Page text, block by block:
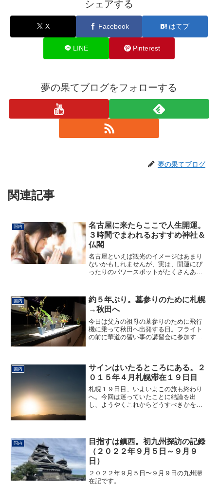
シェアする
X Facebook はてブ
LINE Pinterest
夢の果てブログをフォローする
夢の果てブログ
関連記事
国内
名古屋に来たらここで人生開運。
３時間でまわれるおすすめ神社＆
仏閣
名古屋といえば観光のイメージはあまり
ないかもしれませんが、実は、開運にぴ
ったりのパワースポットがたくさんある
れている有名神社＆仏閣をこっそりご紹
介。３時間あればすべて訪...
国内
約５年ぶり。墓参りのために札幌
→秋田へ
今日は父方の祖母の墓参りのために飛行
機に乗って秋田へ出発する日。フライト
の前に華道の習い事の講習会に参加する
ています。さて、今回参加...
国内
サインはいたるところにある。２
０１５年４月札幌滞在１９日目
札幌１９日目、いよいよこの旅も終わり
へ。今回は迷っていたことに結論を出
し、ようやくこれからどうすべきかを決
は悟りきれていないよう。と...
国内
目指すは鎮西。初九州探訪の記録
（２０２２年９月５日～９月９
日）
２０２２年９月５日〜９月９日の九州滞
在記です。